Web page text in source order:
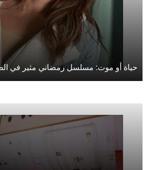
حياة أو موت: مسلسل رمضاني مثير في